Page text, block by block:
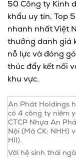
50 Công ty Kinh
khẩu uy tín, Top
nhanh nhất Việt
thưởng danh giá
nỗ lực và đóng
thúc đẩy kết nối
khu vực.
An Phát Holdings
có 4 công ty niêm
CTCP Nhựa An
Nội (Mã CK: NHH)
HII).
Với hệ sinh thái